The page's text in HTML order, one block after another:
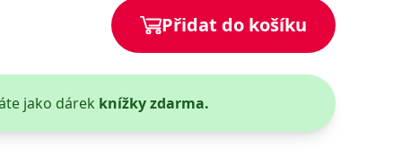
Přidat do košíku
jako dárek knížky zdarma.
soubory cookie návštěvníků. Je nutné, aby banner cookie
k udržování proměnných relací uživatelů. Obvykle se
příkladem je udržování přihlášeného stavu uživatele
možné podávat platné zprávy o používání jejich